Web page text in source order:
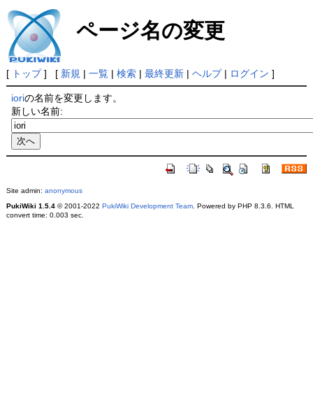
ページ名の変更
[ トップ] [ 新規 | 一覧| 検索| 最終更新| ヘルプ| ログイン ]
ioriの名前を変更します。
新しい名前:
Site admin: anonymous
PukiWiki 1.5.4© 2001-2022 PukiWiki Development Team. Powered by PHP 8.3.6. HTML
convert time: 0.003 sec.